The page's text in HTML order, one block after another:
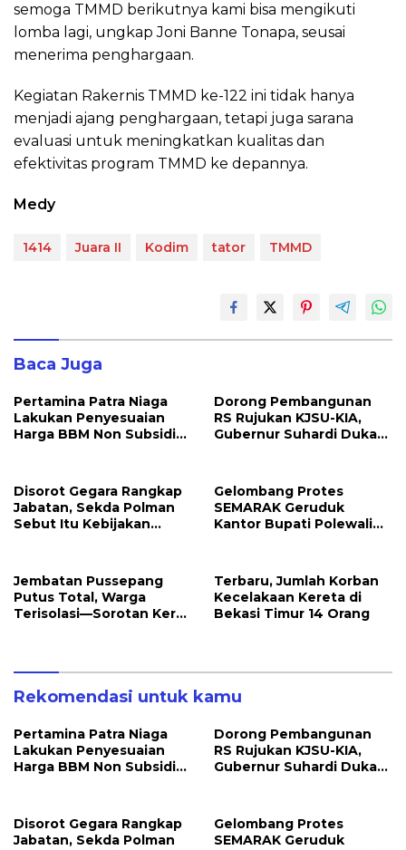
semoga TMMD berikutnya kami bisa mengikuti
lomba lagi, ungkap Joni Banne Tonapa, seusai
menerima penghargaan.
Kegiatan Rakernis TMMD ke-122 ini tidak hanya
menjadi ajang penghargaan, tetapi juga sarana
evaluasi untuk meningkatkan kualitas dan
efektivitas program TMMD ke depannya.
Medy
1414 Juara II Kodim tator TMMD
Baca Juga
Pertamina Patra Niaga
Lakukan Penyesuaian
Harga BBM Non Subsidi
Dorong Pembangunan
RS Rujukan KJSU-KIA,
Gubernur Suhardi Duka
Disorot Gegara Rangkap
Jabatan, Sekda Polman
Sebut Itu Kebijakan
Sendiri”
Gelombang Protes
SEMARAK Geruduk
Kantor Bupati Polewali
Dengan Satpol PP
Jembatan Pussepang
Putus Total, Warga
Terisolasi—Sorotan Keras
Terbaru, Jumlah Korban
Kecelakaan Kereta di
Bekasi Timur 14 Orang
Rekomendasi untuk kamu
Pertamina Patra Niaga
Lakukan Penyesuaian
Harga BBM Non Subsidi
Dorong Pembangunan
RS Rujukan KJSU-KIA,
Gubernur Suhardi Duka
Disorot Gegara Rangkap
Jabatan, Sekda Polman
Gelombang Protes
SEMARAK Geruduk